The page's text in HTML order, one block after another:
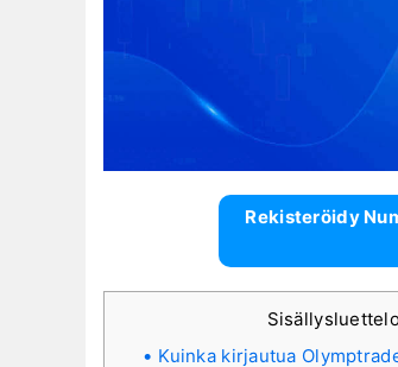
Rekisteröidy
Kuinka kirjautua